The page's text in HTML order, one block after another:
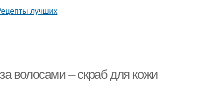
волосами – скраб для кожи